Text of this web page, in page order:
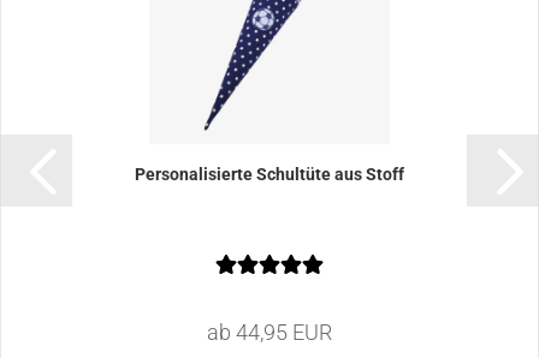
Personalisierte Schultüte aus Stoff
ab 44,95 EUR